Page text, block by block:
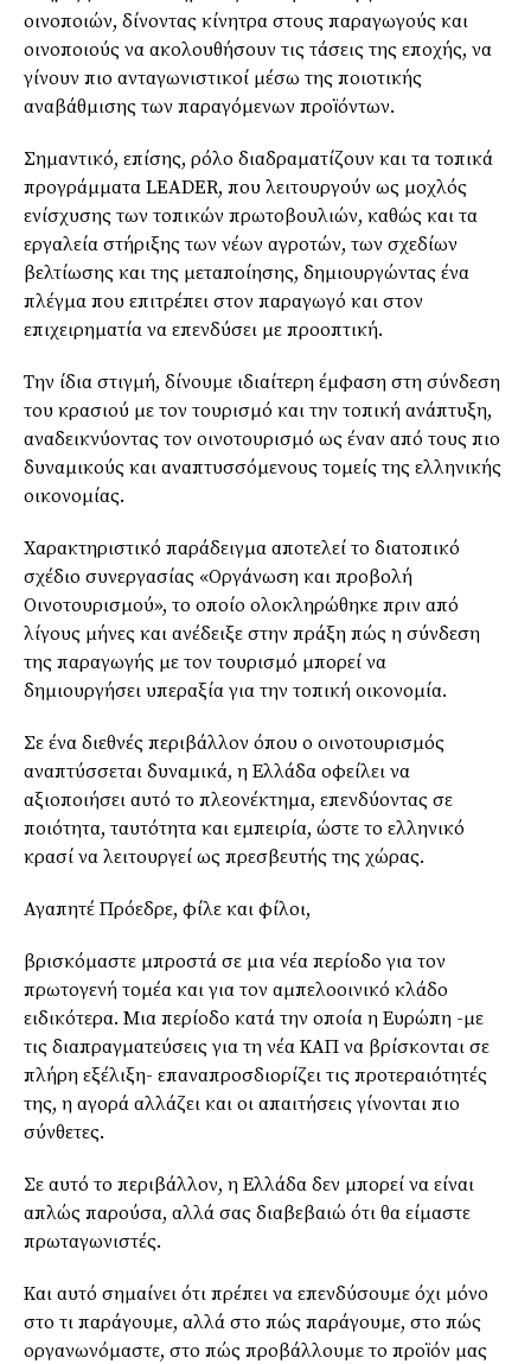
οινοποιών, δίνοντας κίνητρα στους παραγωγούς και
οινοποιούς να ακολουθήσουν τις τάσεις της εποχής, να
γίνουν πιο ανταγωνιστικοί μέσω της ποιοτικής
αναβάθμισης των παραγόμενων προϊόντων.
Σημαντικό, επίσης, ρόλο διαδραματίζουν και τα τοπικά
προγράμματα LEADER, που λειτουργούν ως μοχλός
ενίσχυσης των τοπικών πρωτοβουλιών, καθώς και τα
εργαλεία στήριξης των νέων αγροτών, των σχεδίων
βελτίωσης και της μεταποίησης, δημιουργώντας ένα
πλέγμα που επιτρέπει στον παραγωγό και στον
επιχειρηματία να επενδύσει με προοπτική.
Την ίδια στιγμή, δίνουμε ιδιαίτερη έμφαση στη σύνδεση
του κρασιού με τον τουρισμό και την τοπική ανάπτυξη,
αναδεικνύοντας τον οινοτουρισμό ως έναν από τους πιο
δυναμικούς και αναπτυσσόμενους τομείς της ελληνικής
οικονομίας.
Χαρακτηριστικό παράδειγμα αποτελεί το διατοπικό
σχέδιο συνεργασίας «Οργάνωση και προβολή
Οινοτουρισμού», το οποίο ολοκληρώθηκε πριν από
λίγους μήνες και ανέδειξε στην πράξη πώς η σύνδεση
της παραγωγής με τον τουρισμό μπορεί να
δημιουργήσει υπεραξία για την τοπική οικονομία.
Σε ένα διεθνές περιβάλλον όπου ο οινοτουρισμός
αναπτύσσεται δυναμικά, η Ελλάδα οφείλει να
αξιοποιήσει αυτό το πλεονέκτημα, επενδύοντας σε
ποιότητα, ταυτότητα και εμπειρία, ώστε το ελληνικό
κρασί να λειτουργεί ως πρεσβευτής της χώρας.
Αγαπητέ Πρόεδρε, φίλε και φίλοι,
βρισκόμαστε μπροστά σε μια νέα περίοδο για τον
πρωτογενή τομέα και για τον αμπελοοινικό κλάδο
ειδικότερα. Μια περίοδο κατά την οποία η Ευρώπη -με
τις διαπραγματεύσεις για τη νέα ΚΑΠ να βρίσκονται σε
πλήρη εξέλιξη- επαναπροσδιορίζει τις προτεραιότητές
της, η αγορά αλλάζει και οι απαιτήσεις γίνονται πιο
σύνθετες.
Σε αυτό το περιβάλλον, η Ελλάδα δεν μπορεί να είναι
απλώς παρούσα, αλλά σας διαβεβαιώ ότι θα είμαστε
πρωταγωνιστές.
Και αυτό σημαίνει ότι πρέπει να επενδύσουμε όχι μόνο
στο τι παράγουμε, αλλά στο πώς παράγουμε, στο πώς
οργανωνόμαστε, στο πώς προβάλλουμε το προϊόν μας